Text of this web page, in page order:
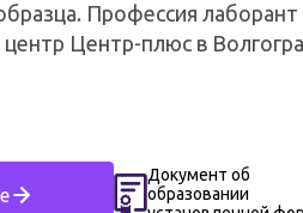
Профессия лаборант
Центр-плюс в
Документ об
образовании